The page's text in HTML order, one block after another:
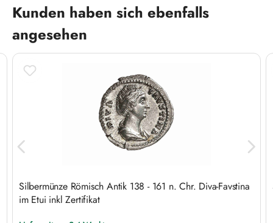
Produktgalerie überspringen
Kunden haben sich ebenfalls
angesehen
Silbermünze Römisch Antik 138 - 161 n. Chr. Diva-Favstina
im Etui inkl Zertifikat